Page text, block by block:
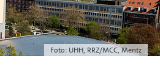
Foto: UHH, RRZ/MCC, Mentz